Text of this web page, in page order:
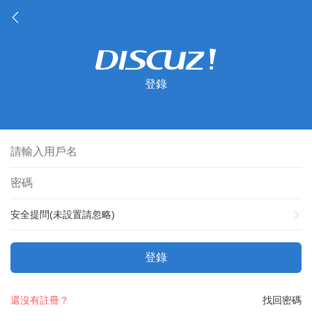
登錄
安全提問(未設置請忽略)
登錄
找回密碼
還沒有註冊？